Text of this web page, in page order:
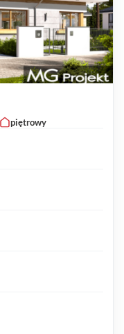
piętrowy